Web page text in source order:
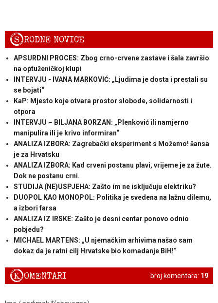
SRODNE NOVICE
APSURDNI PROCES: Zbog crno-crvene zastave i šala završio
na optuženičkoj klupi
INTERVJU - IVANA MARKOVIĆ: „Ljudima je dosta i prestali su
se bojati“
KaP: Mjesto koje otvara prostor slobode, solidarnosti i
otpora
INTERVJU – BILJANA BORZAN: „Plenković ili namjerno
manipulira ili je krivo informiran“
ANALIZA IZBORA: Zagrebački eksperiment s Možemo! šansa
je za Hrvatsku
ANALIZA IZBORA: Kad crveni postanu plavi, vrijeme je za žute.
Dok ne postanu crni.
STUDIJA (NE)USPJEHA: Zašto im ne isključuju elektriku?
DUOPOL KAO MONOPOL: Politika je svedena na lažnu dilemu,
a izbori farsa
ANALIZA IZ IRSKE: Zašto je desni centar ponovo odnio
pobjedu?
MICHAEL MARTENS: „U njemačkim arhivima našao sam
dokaz da je ratni cilj Hrvatske bio komadanje BiH!“
broj komentara: 19
KOMENTARI